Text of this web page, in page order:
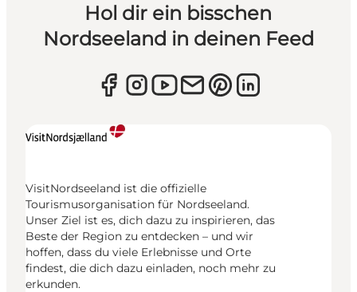
Hol dir ein bisschen
Nordseeland in deinen Feed
VisitNordseeland ist die offizielle
Tourismusorganisation für Nordseeland.
Unser Ziel ist es, dich dazu zu inspirieren, das
Beste der Region zu entdecken – und wir
hoffen, dass du viele Erlebnisse und Orte
findest, die dich dazu einladen, noch mehr zu
erkunden.